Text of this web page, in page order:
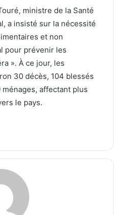
ministre de la Santé
a insisté sur la nécessité
et non
pour prévenir les
». À ce jour, les
30 décès, 104 blessés
affectant plus
le pays.